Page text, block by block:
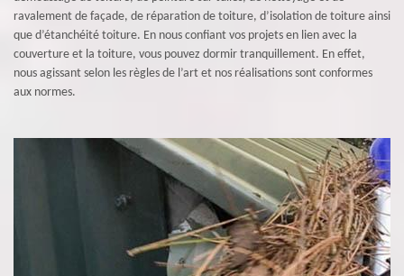
ravalement de façade, de réparation de toiture, d’isolation de toiture ainsi
que d’étanchéité toiture. En nous confiant vos projets en lien avec la
couverture et la toiture, vous pouvez dormir tranquillement. En effet,
nous agissant selon les règles de l’art et nos réalisations sont conformes
aux normes.